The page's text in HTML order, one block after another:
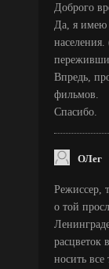
Доброго
Да, я имею
населения.
Впредь,
фильмов.
Спасибо.
ОЛег
Режиссер,
о той
расцветок
носить